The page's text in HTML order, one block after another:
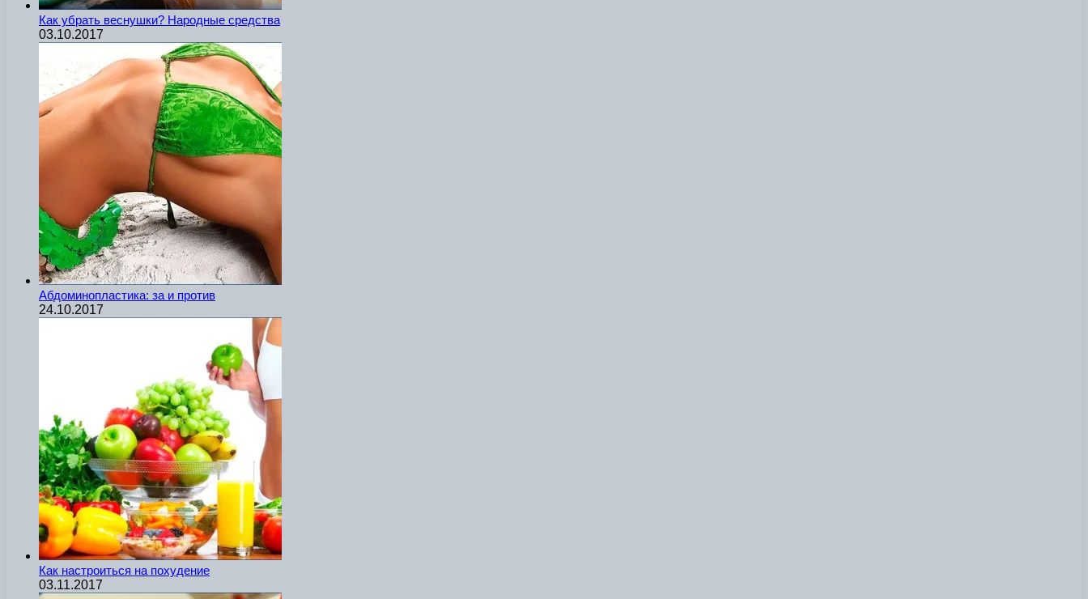
Как убрать веснушки? Народные средства
03.10.2017
Абдоминопластика: за и против
24.10.2017
Как настроиться на похудение
03.11.2017